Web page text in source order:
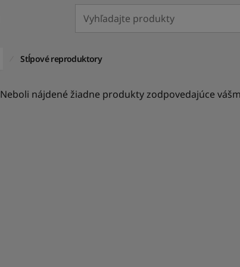
Stĺpové reproduktory
Neboli nájdené žiadne produkty zodpovedajúce